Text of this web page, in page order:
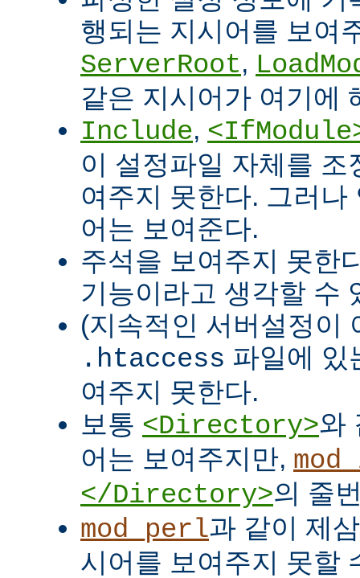
행되는 지시어를 보여
ServerRoot,
같은 지시어가 여기에
Include,
이 설정파일 자체를
여주지 못한다. 그러
어는 보여준다.
주석을 보여주지 못한
기능이라고 생각할 수
(지속적인 서버설정이
.htaccess 파일에 있
여주지 못한다.
보통 <Directory>와
어는 보여주지만,
</Directory>의 줄
mod_perl과 같이 제
시어를 보여주지 못할